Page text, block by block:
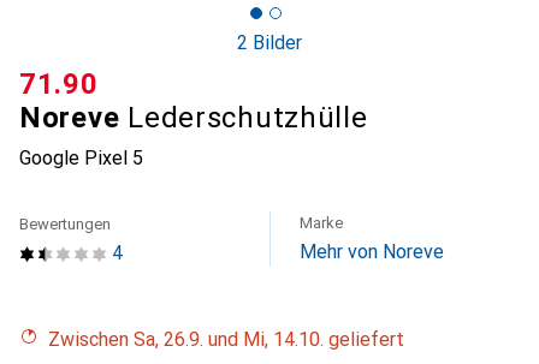
2 Bilder
Noreve Lederschutzhülle
Google Pixel 5
CHF
71.90
4
Bewertungen Marke
Mehr von Noreve
Zwischen Sa, 26.9. und Mi, 14.10. geliefert